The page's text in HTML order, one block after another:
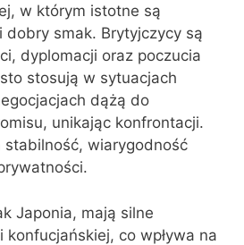
w którym istotne są
smak. Brytyjczycy są
dyplomacji oraz poczucia
stosują w sytuacjach
dążą do
unikając konfrontacji.
stabilność, wiarygodność
Japonia, mają silne
co wpływa na